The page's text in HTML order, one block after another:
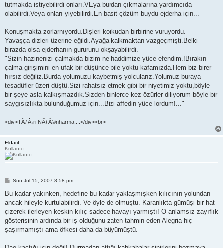
tutmakda istiyebilirdi onları.VEya burdan çıkmalarına yardımcıda
olabilirdi.Veya onları yiyebilirdi.En basit çözüm buydu ejderha için...
Konuşmakta zorlarnıyordu.Dişleri korkudan birbirine vuruyordu.
Yavaşça dizleri üzerine eğildi.Ayağa kalkmaktan vazgeçmişti.Belki
birazda olsa ejderhanın gururunu okşayabilirdi.
"Sizin hazinenizi çalmakda bizim ne haddimize yüce efendim.!Bırakın
çalma girişimini en ufak bir düşünce bile yoktu kafamızda.Hem biz birer
hırsız değiliz.Burda yolumuzu kaybetmiş yolcularız.Yolumuz buraya
tesadüfler üzeri düştü.Sizi rahatsız etmek gibi bir niyetimiz yoktu,böyle
bir şeye asla kalkışmazdık.Sizden binlerce kez özürler diliyorum böyle bir
saygısızlıkta bulunduğumuz için...Bizi affedin yüce lordum!..."
<div>TÃƒÂ¡ri NÃƒÂ©nharma....</div><br>
EldariL
Kullanıcı
P
s
Sun Jul 15, 2007 8:58 pm
Bu kadar yakınken, hedefine bu kadar yaklaşmışken kılıcının yolundan
ancak hileyle kurtulabilirdi. Ve öyle de olmuştu. Karanlıkta gümüşi bir hat
çizerek ilerleyen keskin kılıç sadece havayı yarmıştı! O anlamsız zayıflık
gösterisinin ardında bir iş olduğunu zaten tahmin eden Alegria hiç
şaşırmamıştı ama öfkesi daha da büyümüştü.